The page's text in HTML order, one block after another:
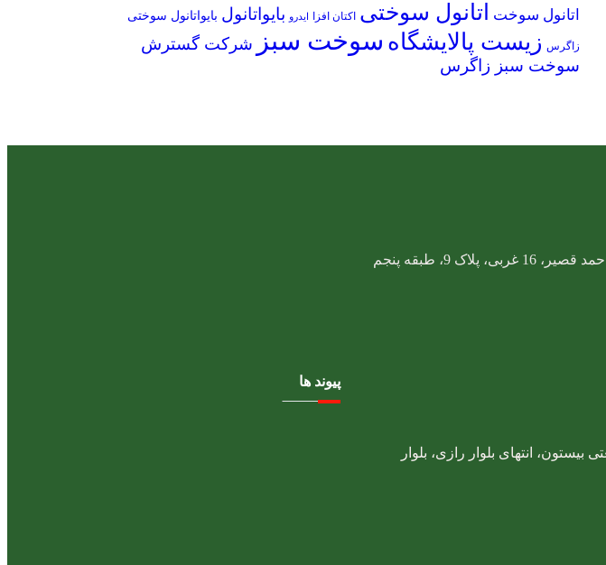
اتانول سوخت اتانول سوختی اکتان افزا ایدرو بایواتانول بایواتانول سوختی
زاگرس زیست پالایشگاه سوخت سبز
شرکت گسترش
سوخت سبز زاگرس
9، طبقه پنجم
بیستون، انتهای بلوار رازی، بلوار
پیوند ها